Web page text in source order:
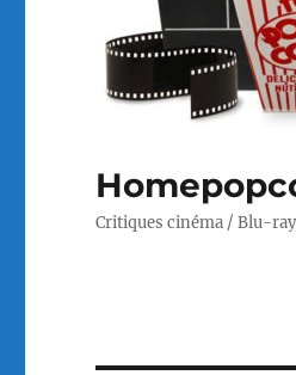
Critiques cinéma / Blu-